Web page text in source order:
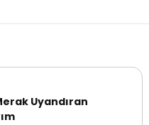
Uyandıran